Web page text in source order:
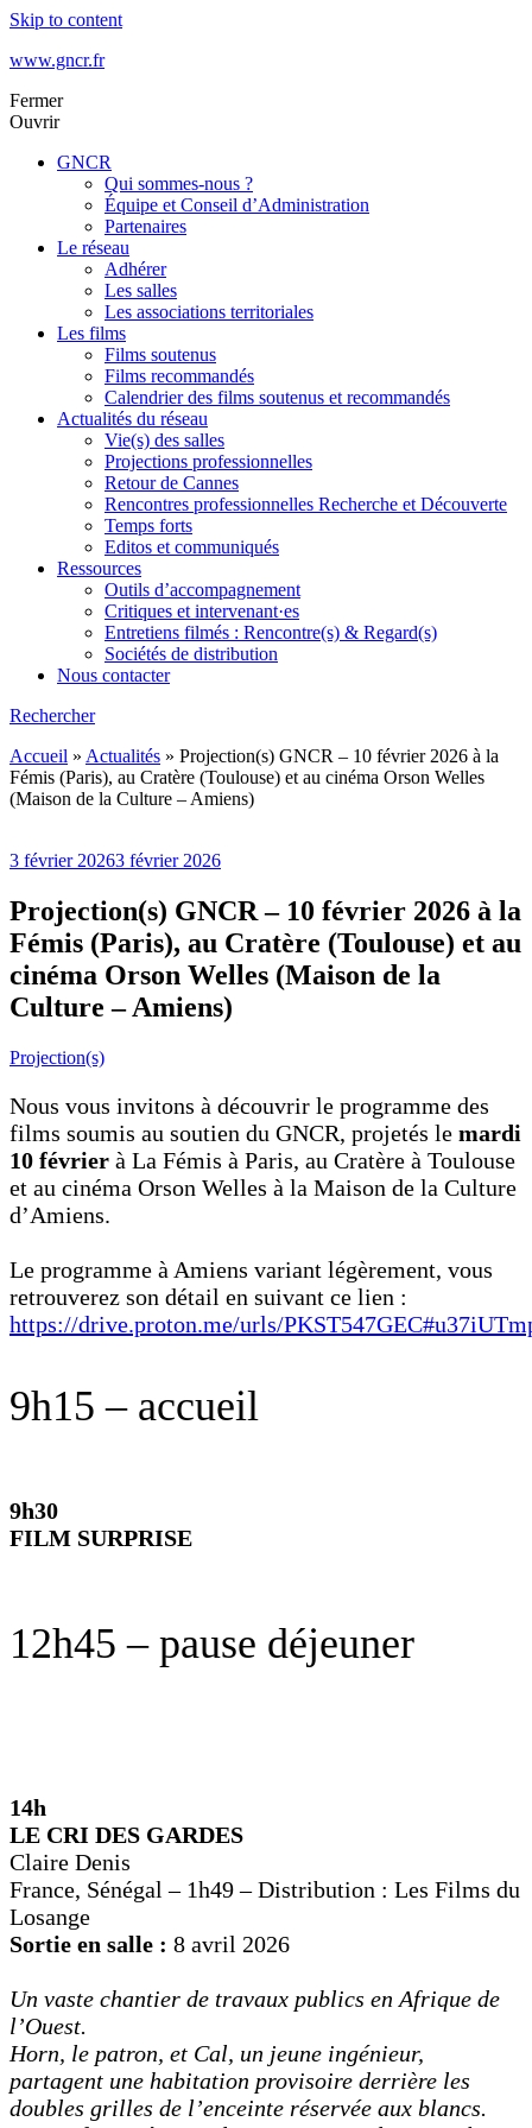
Skip to content
www.gncr.fr
Fermer
Ouvrir
GNCR
Qui sommes-nous ?
Équipe et Conseil d’Administration
Partenaires
Le réseau
Adhérer
Les salles
Les associations territoriales
Les films
Films soutenus
Films recommandés
Calendrier des films soutenus et recommandés
Actualités du réseau
Vie(s) des salles
Projections professionnelles
Retour de Cannes
Rencontres professionnelles Recherche et Découverte
Temps forts
Editos et communiqués
Ressources
Outils d’accompagnement
Critiques et intervenant·es
Entretiens filmés : Rencontre(s) & Regard(s)
Sociétés de distribution
Nous contacter
Rechercher
Accueil » Actualités » Projection(s) GNCR – 10 février 2026 à la
Fémis (Paris), au Cratère (Toulouse) et au cinéma Orson Welles
(Maison de la Culture – Amiens)
3 février 20263 février 2026
Projection(s) GNCR – 10 février 2026 à la
Fémis (Paris), au Cratère (Toulouse) et au
cinéma Orson Welles (Maison de la
Culture – Amiens)
Projection(s)
Nous vous invitons à découvrir le programme des
films soumis au soutien du GNCR, projetés le mardi
10 février à La Fémis à Paris, au Cratère à Toulouse
et au cinéma Orson Welles à la Maison de la Culture
d’Amiens.
Le programme à Amiens variant légèrement, vous
retrouverez son détail en suivant ce lien :
https://drive.proton.me/urls/
9h15 – accueil
9h30
FILM SURPRISE
12h45 – pause déjeuner
14h
LE CRI DES GARDES
Claire Denis
France, Sénégal – 1h49 – Distribution : Les Films du
Losange
Sortie en salle : 8 avril 2026
Un vaste chantier de travaux publics en Afrique de
l’Ouest.
Horn, le patron, et Cal, un jeune ingénieur,
partagent une habitation provisoire derrière les
doubles grilles de l’enceinte réservée aux blancs.